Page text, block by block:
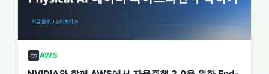
AWS